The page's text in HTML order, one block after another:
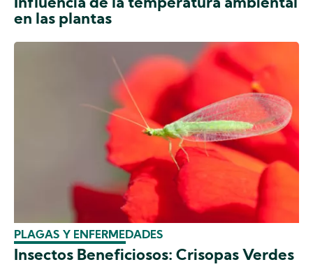
Influencia de la temperatura ambiental
en las plantas
PLAGAS Y ENFERMEDADES
Insectos Beneficiosos: Crisopas Verdes